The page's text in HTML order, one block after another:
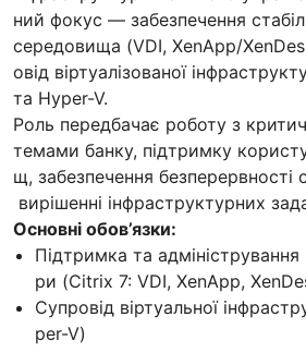
ний фокус — забезпечення
середовища (VDI, XenApp/
овід віртуалізованої
та Hyper-V.
Роль передбачає роботу з
темами банку, підтримку
щ, забезпечення безперервності
вирішенні інфраструктурних
Основні обов’язки:
Підтримка та
ри (Citrix 7: VDI, XenApp,
Супровід віртуальної
per-V)